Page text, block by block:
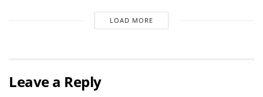
LOAD MORE
Leave a Reply